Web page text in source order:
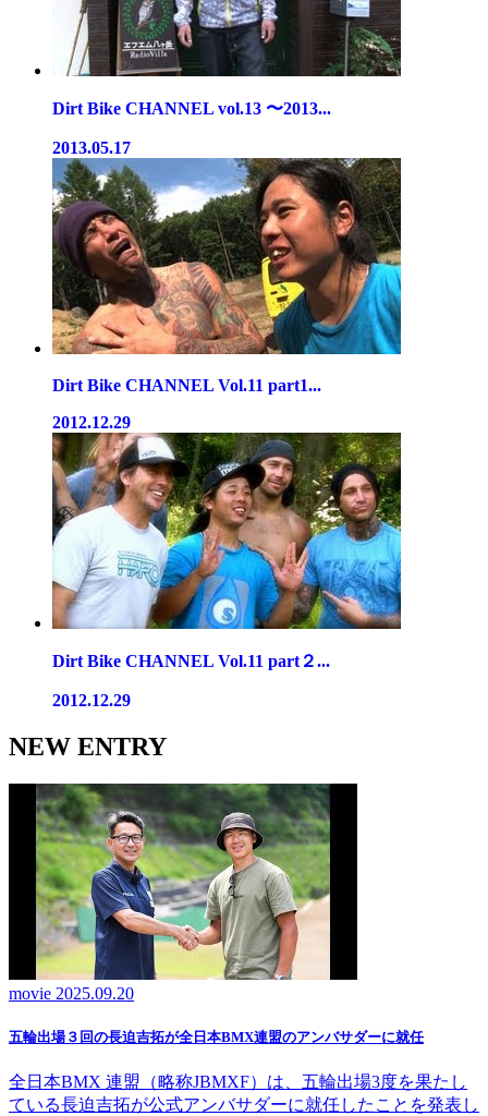
Dirt Bike CHANNEL vol.13 〜2013...
2013.05.17
Dirt Bike CHANNEL Vol.11 part1...
2012.12.29
Dirt Bike CHANNEL Vol.11 part２...
2012.12.29
NEW ENTRY
movie 2025.09.20
五輪出場３回の長迫吉拓が全日本BMX連盟のアンバサダーに就任
全日本BMX 連盟（略称JBMXF）は、五輪出場3度を果たし
ている長迫吉拓が公式アンバサダーに就任したことを発表し